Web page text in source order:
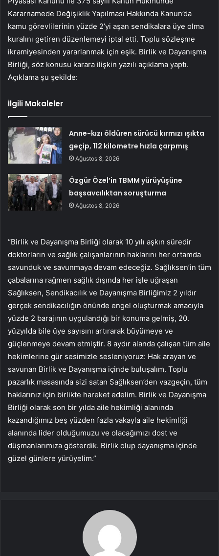
Kararnamede Değişiklik Yapılması Hakkında Kanun’da
kamu görevlilerinin yüzde 2’yi aşan sendikalara üye olma
kuralını getiren düzenlemeyi iptal etti. Toplu sözleşme
ikramiyesinden yararlanmak için eşik. Birlik ve Dayanışma
Birliği, söz konusu karara ilişkin yazılı açıklama yaptı.
Açıklama şu şekilde:
İlgili Makaleler
Anne-kızı öldüren sürücü kırmızı ışıkta
geçip, 112 kilometre hızla çarpmış
Ağustos 8, 2026
Özgür Özel’in TBMM yürüyüşüne
başsavcılıktan soruşturma
Ağustos 8, 2026
“Birlik ve Dayanışma Birliği olarak 10 yılı aşkın süredir
doktorların ve sağlık çalışanlarının haklarını her ortamda
savunduk ve savunmaya devam edeceğiz. Sağlıksen’in tüm
çabalarına rağmen sağlık dışında her işle uğraşan
Sağlıksen, Sendikacılık ve Dayanışma Birliğimiz 2 yıldır
gerçek sendikacılığın önünde engel oluşturmak amacıyla
yüzde 2 barajının uygulandığı bir konuma gelmiş, 20.
yüzyılda bile üye sayısını artırarak büyümeye ve
güçlenmeye devam etmiştir. 8 aydır alanda çalışan tüm aile
hekimlerine gür sesimizle sesleniyoruz: Hak arayan ve
savunan Birlik ve Dayanışma içinde buluşalım. Toplu
pazarlık masasında sizi satan Sağlıksen’den vazgeçin, tüm
haklarınız için birlikte hareket edelim. Birlik ve Dayanışma
Birliği olarak son bir yılda aile hekimliği alanında
kazandığımız beş yüzden fazla vakayla aile hekimliği
alanında lider olduğumuzu ve olacağımızı dost ve
düşmanlarımıza gösterdik. Birlik olup dayanışma içinde
güzel günlere yürüyelim.”